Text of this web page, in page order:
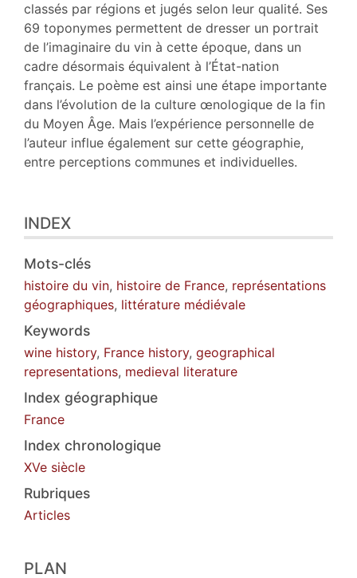
classés par régions et jugés selon leur qualité. Ses
69 toponymes permettent de dresser un portrait
de l’imaginaire du vin à cette époque, dans un
cadre désormais équivalent à l’État-nation
français. Le poème est ainsi une étape importante
dans l’évolution de la culture œnologique de la fin
du Moyen Âge. Mais l’expérience personnelle de
l’auteur influe également sur cette géographie,
entre perceptions communes et individuelles.
INDEX
Mots-clés
histoire du vin, histoire de France, représentations
géographiques, littérature médiévale
Keywords
wine history, France history, geographical
representations, medieval literature
Index géographique
France
Index chronologique
XVe siècle
Rubriques
Articles
PLAN